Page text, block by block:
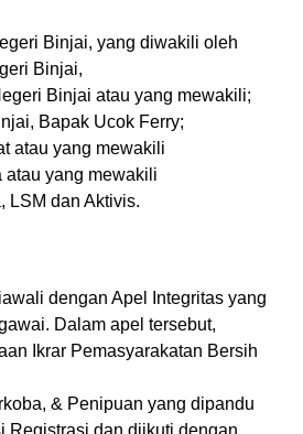
Binjai, yang diwakili oleh
Binjai,
Binjai atau yang mewakili;
Bapak Ucok Ferry;
atau yang mewakili
yang mewakili
LSM dan Aktivis.
dengan Apel Integritas yang
Dalam apel tersebut,
Ikrar Pemasyarakatan Bersih
& Penipuan yang dipandu
Registrasi dan diikuti dengan